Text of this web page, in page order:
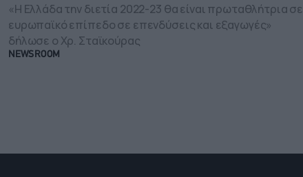
«Η Ελλάδα την διετία 2022-23 θα είναι πρωταθλήτρια σε
ευρωπαϊκό επίπεδο σε επενδύσεις και εξαγωγές»
δήλωσε ο Χρ. Σταϊκούρας
NEWSROOM